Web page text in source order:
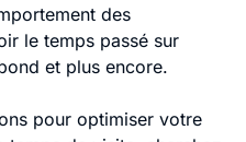
des
le temps passé sur
et plus encore.
pour optimiser votre